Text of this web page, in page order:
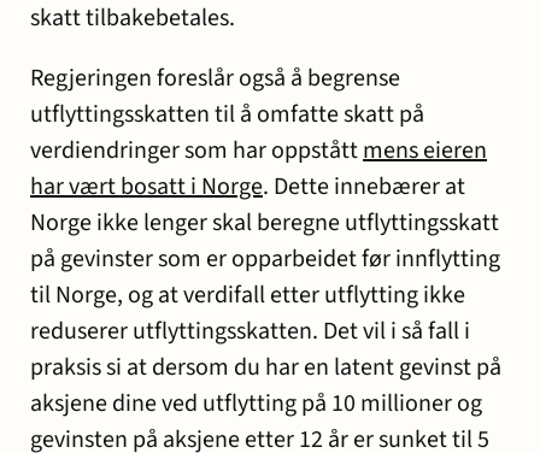
skatt tilbakebetales.
Regjeringen foreslår også å begrense
utflyttingsskatten til å omfatte skatt på
verdiendringer som har oppståttmens eieren
har vært bosatt i Norge. Dette innebærer at
Norge ikke lenger skal beregne utflyttingsskatt
på gevinster som er opparbeidet før innflytting
til Norge, og at verdifall etter utflytting ikke
reduserer utflyttingsskatten. Det vil i så fall i
praksis si at dersom du har en latent gevinst på
aksjene dine ved utflytting på 10 millioner og
gevinsten på aksjene etter 12 år er sunket til 5